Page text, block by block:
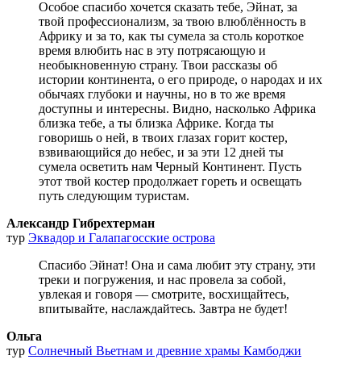
Особое спасибо хочется сказать тебе, Эйнат, за
твой профессионализм, за твою влюблённость в
Африку и за то, как ты сумела за столь короткое
время влюбить нас в эту потрясающую и
необыкновенную страну. Твои рассказы об
истории континента, о его природе, о народах и их
обычаях глубоки и научны, но в то же время
доступны и интересны. Видно, насколько Африка
близка тебе, а ты близка Африке. Когда ты
говоришь о ней, в твоих глазах горит костер,
взвивающийся до небес, и за эти 12 дней ты
сумела осветить нам Черный Континент. Пусть
этот твой костер продолжает гореть и освещать
путь следующим туристам.
Александр Гибрехтерман
тур Эквадор и Галапагосские острова
Спасибо Эйнат! Она и сама любит эту страну, эти
треки и погружения, и нас провела за собой,
увлекая и говоря — смотрите, восхищайтесь,
впитывайте, наслаждайтесь. Завтра не будет!
Ольга
тур Солнечный Вьетнам и древние храмы Камбоджи